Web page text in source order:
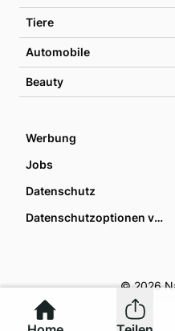
Tiere
Automobile
Beauty
Werbung
Jobs
Datenschutz
Datenschutzoptionen verwalten
© 2026